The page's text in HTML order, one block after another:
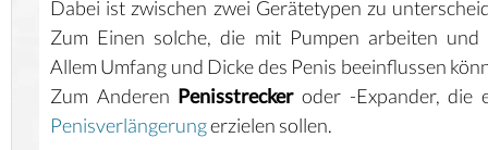
Dabei ist zwischen zwei Gerätetypen zu
Zum Einen solche, die mit Pumpen arbeiten und
Allem Umfang und Dicke des Penis beeinflussen
Zum Anderen Penisstreckeroder -Expander, die
Penisverlängerungerzielen sollen.